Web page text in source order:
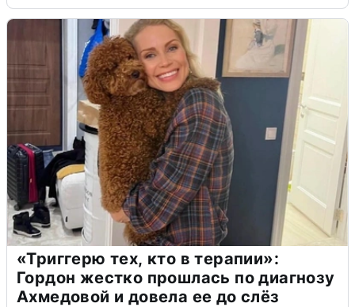
«Триггерю тех, кто в терапии»:
Гордон жестко прошлась по диагнозу
Ахмедовой и довела ее до слёз